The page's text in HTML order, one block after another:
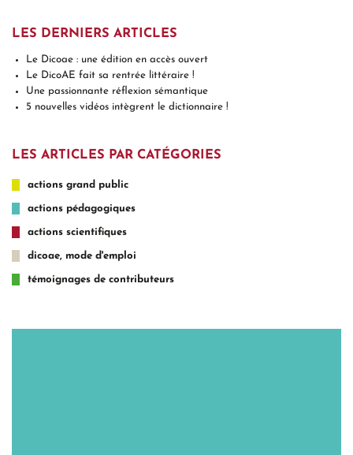
LES DERNIERS ARTICLES
Le Dicoae : une édition en accès ouvert
Le DicoAE fait sa rentrée littéraire !
Une passionnante réflexion sémantique
5 nouvelles vidéos intègrent le dictionnaire !
LES ARTICLES PAR CATÉGORIES
actions grand public
actions pédagogiques
actions scientifiques
dicoae, mode d'emploi
témoignages de contributeurs